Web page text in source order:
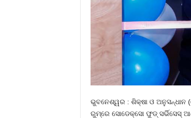
ଭୁବନେଶ୍ୱର : ଶିକ୍ଷା ଓ
ରୁମ୍‌ରେ ସୋଡେକ୍ସୋ ଫୁଡ୍ ସର୍ଭିସେସ୍